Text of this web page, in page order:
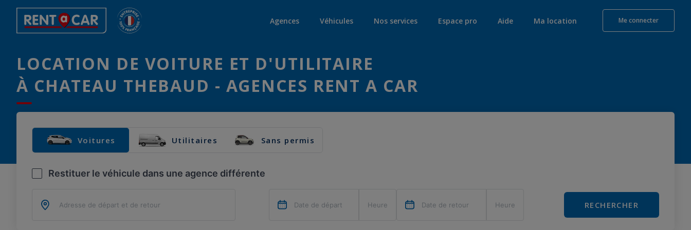
Agences Véhicules Nos services Espace pro Aide Ma location Me connecter
LOCATION DE VOITURE ET D'UTILITAIRE
À CHATEAU THEBAUD - AGENCES RENT A CAR
Voitures Utilitaires Sans permis
Restituer le véhicule dans une agence différente
RECHERCHER